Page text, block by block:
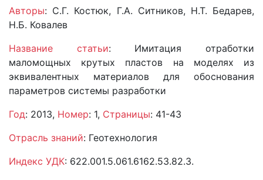
Авторы: С.Г. Костюк, Г.А. Ситников, Н.Т. Бедарев,
Н.Б. Ковалев
Название статьи: Имитация отработки
маломощных крутых пластов на моделях из
эквивалентных материалов для обоснования
параметров системы разработки
Год: 2013, Номер: 1, Страницы: 41-43
Отрасль знаний: Геотехнология
Индекс УДК: 622.001.5.061.6162.53.82.3.